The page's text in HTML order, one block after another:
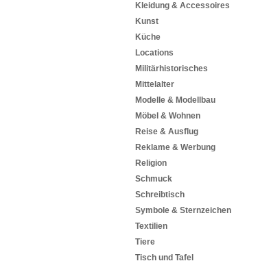
Kleidung & Accessoires
Kunst
Küche
Locations
Militärhistorisches
Mittelalter
Modelle & Modellbau
Möbel & Wohnen
Reise & Ausflug
Reklame & Werbung
Religion
Schmuck
Schreibtisch
Symbole & Sternzeichen
Textilien
Tiere
Tisch und Tafel